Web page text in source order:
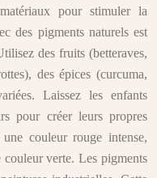
pour stimuler la
des pigments naturels est
des fruits (betteraves,
des épices (curcuma,
Laissez les enfants
pour créer leurs propres
couleur rouge intense,
couleur verte. Les pigments